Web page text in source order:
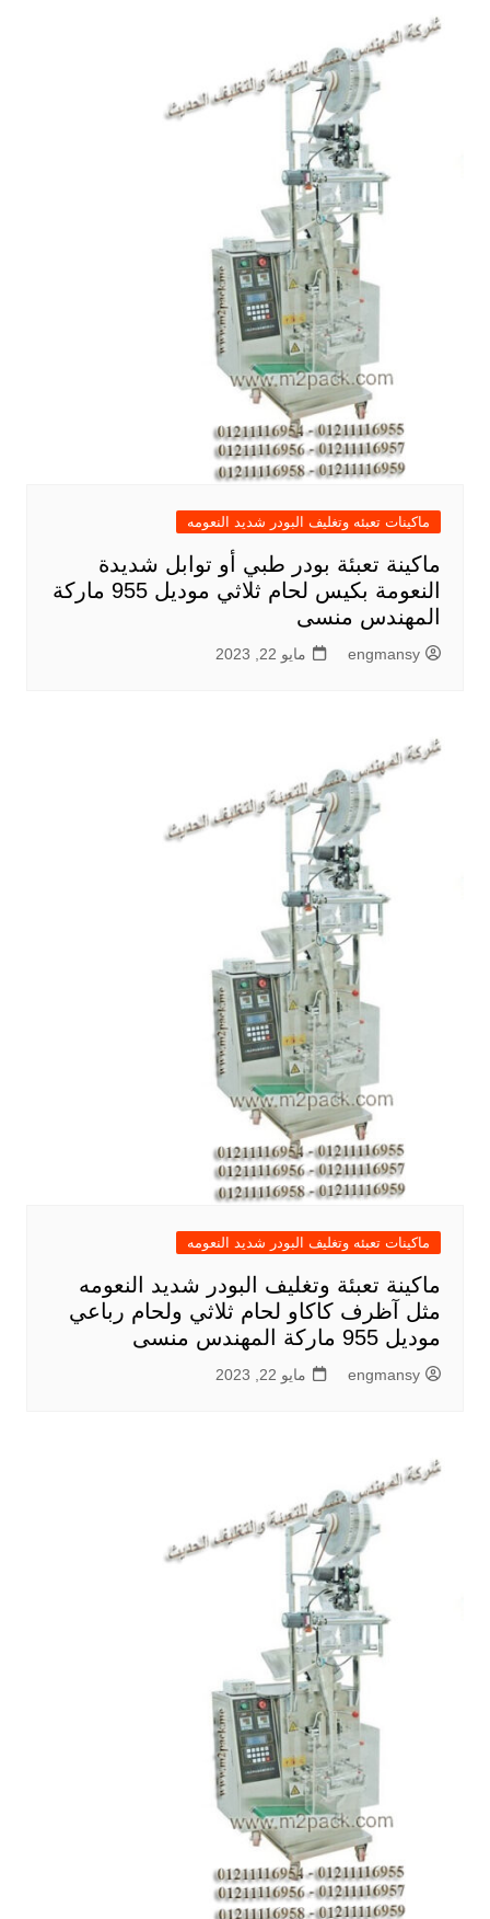
ماكينات تعبئه وتغليف البودر شديد النعومه
ماكينة تعبئة بودر طبي أو توابل شديدة
النعومة بكيس لحام ثلاثي موديل 955 ماركة
المهندس منسى
engmansy مايو 22, 2023
ماكينات تعبئه وتغليف البودر شديد النعومه
ماكينة تعبئة وتغليف البودر شديد النعومه
مثل آظرف كاكاو لحام ثلاثي ولحام رباعي
موديل 955 ماركة المهندس منسى
engmansy مايو 22, 2023